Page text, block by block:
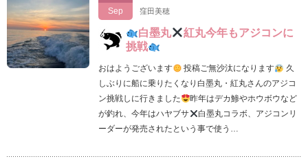
Sep
窪田美穂
白墨丸
紅丸今年もアジコンに
挑戦
おはようございます 投稿ご無沙汰になります
久
しぶりに船に乗りたくなり白墨丸・紅丸さんのアジコ
ン挑戦しに行きました
昨年はデカ鯵やホウボウなど
が釣れ、今年はハヤブサ
白墨丸コラボ、アジコンリ
ーダーが発売されたという事で使う…